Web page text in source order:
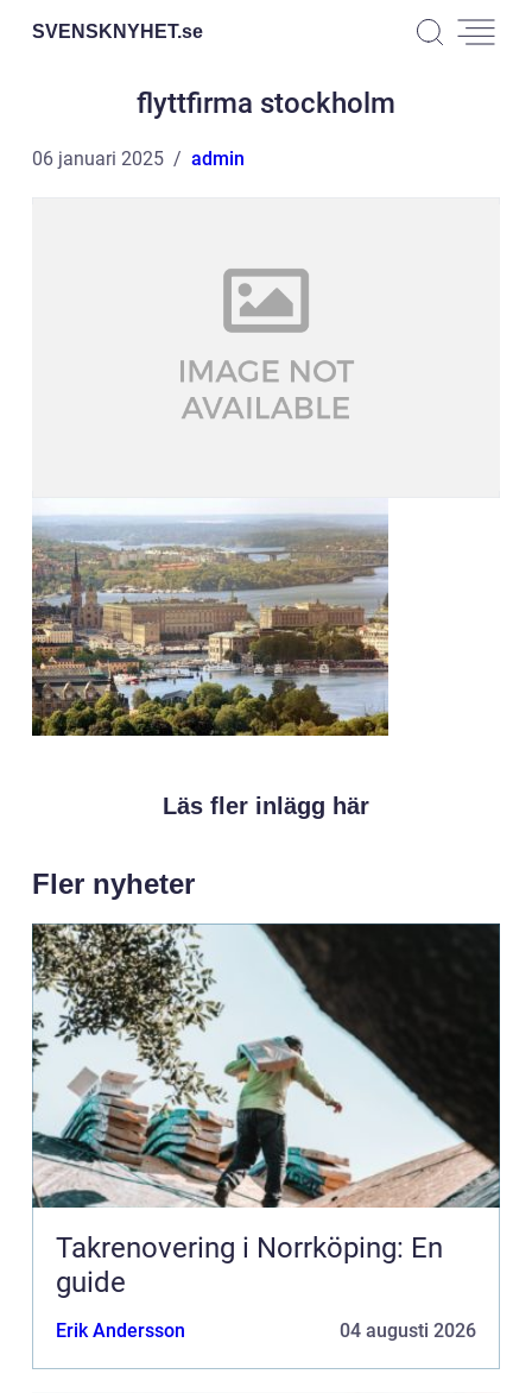
SVENSKNYHET.se
flyttfirma stockholm
06 januari 2025 admin
Läs fler inlägg här
Fler nyheter
Takrenovering i Norrköping: En
guide
Erik Andersson 04 augusti 2026